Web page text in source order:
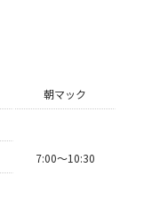
朝マック
7:00〜10:30